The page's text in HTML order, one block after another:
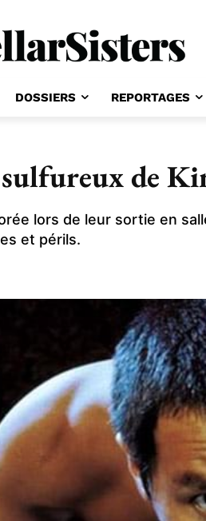
DOSSIERS REPORTAGES
sulfureux de
lors de leur sortie en
et périls.